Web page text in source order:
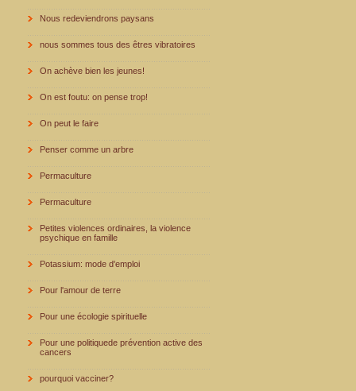
Nous redeviendrons paysans
nous sommes tous des êtres vibratoires
On achève bien les jeunes!
On est foutu: on pense trop!
On peut le faire
Penser comme un arbre
Permaculture
Permaculture
Petites violences ordinaires, la violence
psychique en famille
Potassium: mode d'emploi
Pour l'amour de terre
Pour une écologie spirituelle
Pour une politiquede prévention active des
cancers
pourquoi vacciner?